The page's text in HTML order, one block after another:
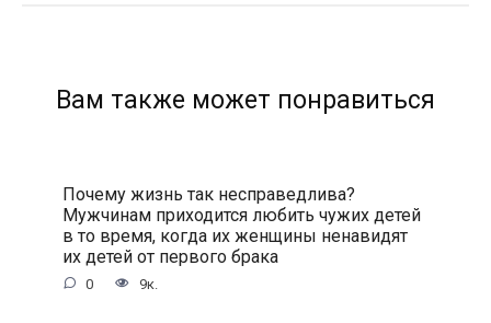
Вам также может понравиться
Почему жизнь так несправедлива?
Мужчинам приходится любить чужих детей
в то время, когда их женщины ненавидят
их детей от первого брака
0 9к.